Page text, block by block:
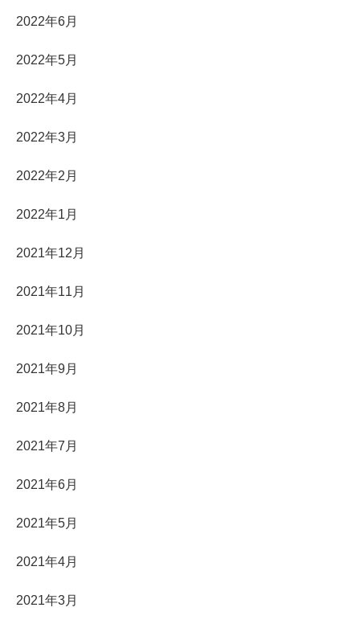
2022年6月
2022年5月
2022年4月
2022年3月
2022年2月
2022年1月
2021年12月
2021年11月
2021年10月
2021年9月
2021年8月
2021年7月
2021年6月
2021年5月
2021年4月
2021年3月